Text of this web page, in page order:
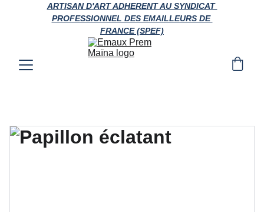
ARTISAN D'ART ADHERENT AU SYNDICAT
PROFESSIONNEL DES EMAILLEURS DE
FRANCE (SPEF)